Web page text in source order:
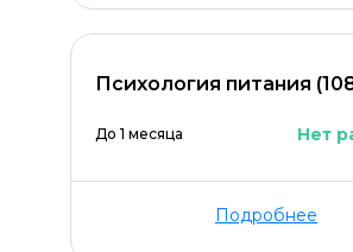
Психология питания
До 1 месяца Нет
Подробнее